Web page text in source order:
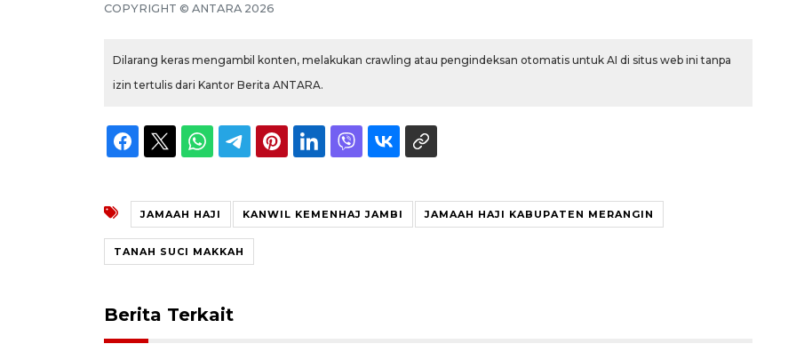
COPYRIGHT © ANTARA 2026
Dilarang keras mengambil konten, melakukan crawling atau pengindeksan otomatis untuk AI di situs web ini tanpa
izin tertulis dari Kantor Berita ANTARA.
JAMAAH HAJI KANWIL KEMENHAJ JAMBI JAMAAH HAJI KABUPATEN MERANGIN
TANAH SUCI MAKKAH
Berita Terkait
2026-08-07 13:45:00